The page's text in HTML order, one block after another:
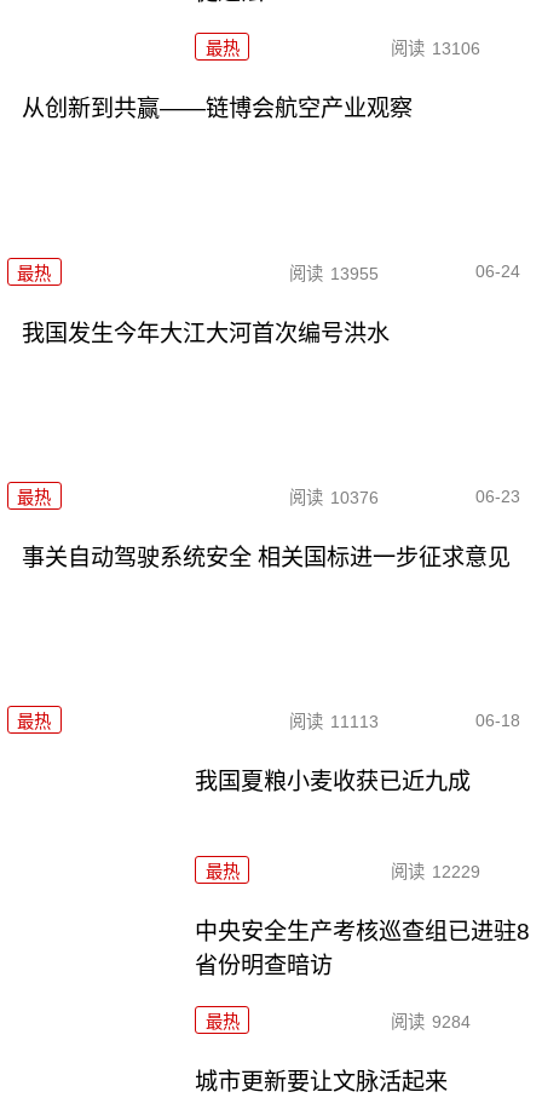
最热 阅读 13106
从创新到共赢——链博会航空产业观察
最热 阅读 13955 06-24
我国发生今年大江大河首次编号洪水
最热 阅读 10376 06-23
事关自动驾驶系统安全 相关国标进一步征求意见
最热 阅读 11113 06-18
我国夏粮小麦收获已近九成
最热 阅读 12229
中央安全生产考核巡查组已进驻8
省份明查暗访
最热 阅读 9284
城市更新要让文脉活起来